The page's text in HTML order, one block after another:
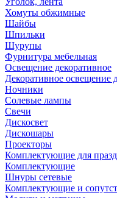
Хомуты обжимные
Шайбы
Шпильки
Шурупы
Фурнитура мебельная
Освещение декоративное
Декоративное освещение
Ночники
Солевые лампы
Свечи
Дискосвет
Дискошары
Проекторы
Комплектующие для
Комплектующие
Шнуры сетевые
Комплектующие и